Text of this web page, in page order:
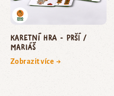
Karetní hra - Prší /
Mariáš
Zobrazit více →